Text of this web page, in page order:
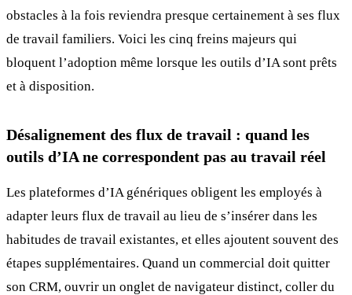
obstacles à la fois reviendra presque certainement à ses flux
de travail familiers. Voici les cinq freins majeurs qui
bloquent l’adoption même lorsque les outils d’IA sont prêts
et à disposition.
Désalignement des flux de travail : quand les
outils d’IA ne correspondent pas au travail réel
Les plateformes d’IA génériques obligent les employés à
adapter leurs flux de travail au lieu de s’insérer dans les
habitudes de travail existantes, et elles ajoutent souvent des
étapes supplémentaires. Quand un commercial doit quitter
son CRM, ouvrir un onglet de navigateur distinct, coller du